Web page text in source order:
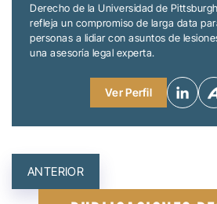
Derecho de la Universidad de
refleja un compromiso de larga data
personas a lidiar con asuntos de
una asesoría legal experta.
Ver Perfil
NAVEGACIÓN
DE
ANTERIOR